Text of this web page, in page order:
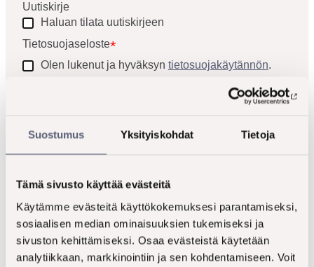
Suostumus Yksityiskohdat Tietoja
Tämä sivusto käyttää evästeitä
Käytämme evästeitä käyttökokemuksesi parantamiseksi,
sosiaalisen median ominaisuuksien tukemiseksi ja
sivuston kehittämiseksi. Osaa evästeistä käytetään
analytiikkaan, markkinointiin ja sen kohdentamiseen. Voit
Uutiskirje
Haluan tilata uutiskirjeen
Tietosuojaseloste*
Olen lukenut ja hyväksyn tietosuojakäytännön.
Inspirans Oy
Asiakaspalvelu